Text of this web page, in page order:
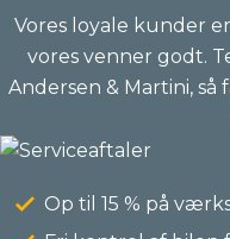
Vores loyale kunder
vores venner godt.
Andersen & Martini,
Op til 15 % på